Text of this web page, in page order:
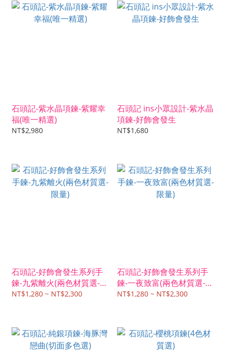
石頭記-紫水晶項鍊-紫耀幸
福(唯一精選)
NT$2,980
石頭記 ins小眾設計-紫水晶
項鍊-好飾會發生
NT$1,680
石頭記-好飾會發生系列手
鍊-九紫離火(兩色材質選-限
量)
NT$1,280 ~ NT$2,300
石頭記-好飾會發生系列手
鍊-一夜致富(兩色材質選-限
量)
NT$1,280 ~ NT$2,300